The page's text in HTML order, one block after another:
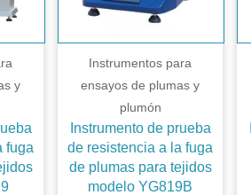
y
fuga
Instrumentos para
ensayos de plumas y
plumón
Instrumento de prueba
de resistencia a la fuga
de plumas para tejidos
modelo YG819B